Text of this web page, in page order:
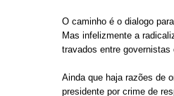
O caminho é o dialogo
Mas infelizmente a
travados entre governistas
Ainda que haja razões de
presidente por crime de